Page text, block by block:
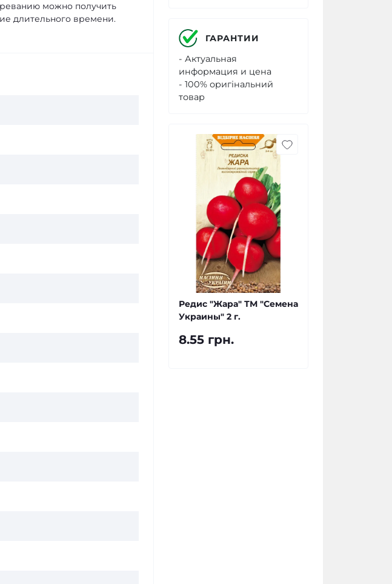
можно получить
длительного времени.
ГАРАНТИИ
- Актуальная
информация и цена
- 100% оригінальний
товар
Редис "Жара" ТМ "Семена
Украины" 2 г.
8.55 грн.